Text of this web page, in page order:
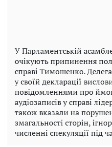
У Парламентській
очікують припинення
справі Тимошенко.
у своїй декларації
повідомленнями про
аудіозаписів у справі
також вказали на
змагальності сторін,
численні спекуляції під